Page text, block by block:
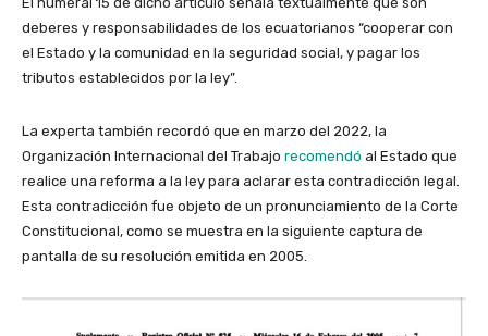
deberes y responsabilidades de los ecuatorianos “cooperar con
el Estado y la comunidad en la seguridad social, y pagar los
tributos establecidos por la ley”.
La experta también recordó que en marzo del 2022, la
Organización Internacional del Trabajo recomendó al Estado que
realice una reforma a la ley para aclarar esta contradicción legal.
Esta contradicción fue objeto de un pronunciamiento de la Corte
Constitucional, como se muestra en la siguiente captura de
pantalla de su resolución emitida en 2005.